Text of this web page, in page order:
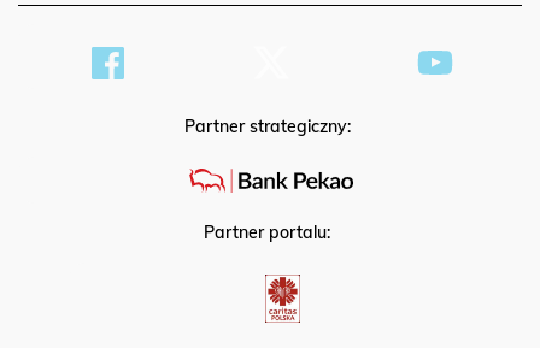
Partner strategiczny:
Partner portalu: